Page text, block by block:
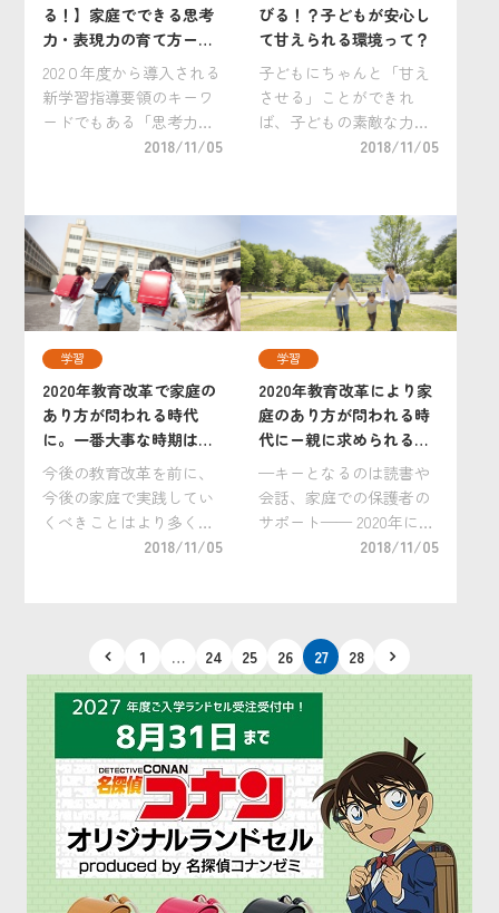
る！】家庭でできる思考
力・表現力の育て方ー作
文編
202０年度から導入される
新学習指導要領のキーワ
ードでもある「思考力・
判断力・表現力」。この
く力」の関係、またその
育て方について、小学校
教育の第一人者で「隂山
メソッド」によって子ど
[…]
2018/11/05
びる！？子どもが安心し
て甘えられる環境って？
子どもにちゃんと「甘え
させる」ことができれ
ば、子どもの素敵な力が
ぐんぐんと伸びると言わ
かす」こととは少し違い
ます。その時その時に子
どもが感じていること・
求めていることを受け止
[…]
2018/11/05
学習
2020年教育改革で家庭の
あり方が問われる時代
に。一番大事な時期は
「小学一年生」？
今後の教育改革を前に、
今後の家庭で実践してい
くべきことはより多くの
語彙を獲得するための
英男先生。 そういった読
書や会話はいつから始め
2018/11/05
学習
2020年教育改革により家
庭のあり方が問われる時
代にー親に求められるこ
とは？
—キーとなるのは読書や
会話、家庭での保護者の
サポート—— 2020年に大
学入試が抜本的に変わる
のではないだろうか。特
に幼 […]
2018/11/05
稿
1 … 24 25 26 27 28